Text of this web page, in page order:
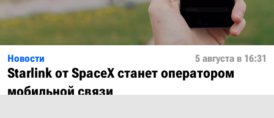
Новости 5 августа в 16:31
Starlink от SpaceX станет оператором
мобильной связи